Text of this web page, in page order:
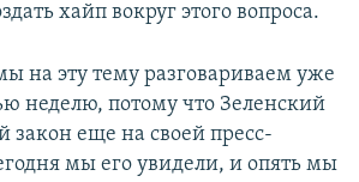
хайп вокруг этого вопроса.
на эту тему разговариваем уже
неделю, потому что Зеленский
закон еще на своей пресс-
мы его увидели, и опять мы